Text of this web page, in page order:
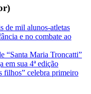
de mil alunos-atletas
e no combate ao
“Santa Maria Troncatti”
em sua 4ª edição
filhos” celebra primeiro